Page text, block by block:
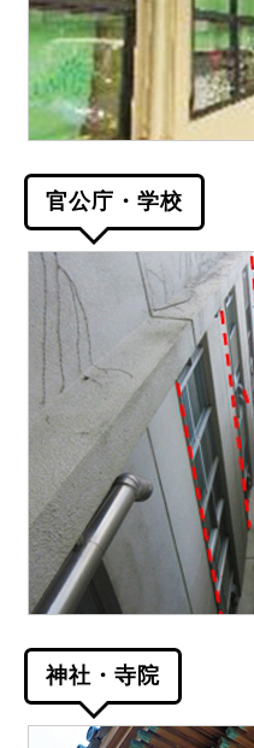
官公庁・学校
神社・寺院